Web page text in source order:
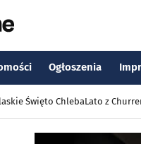
Ogłoszenia
Święto ChlebaLato z